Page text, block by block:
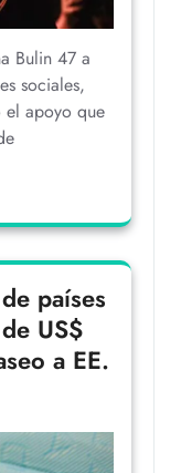
Bulin 47 a
sociales,
apoyo que
países
US$
a EE.